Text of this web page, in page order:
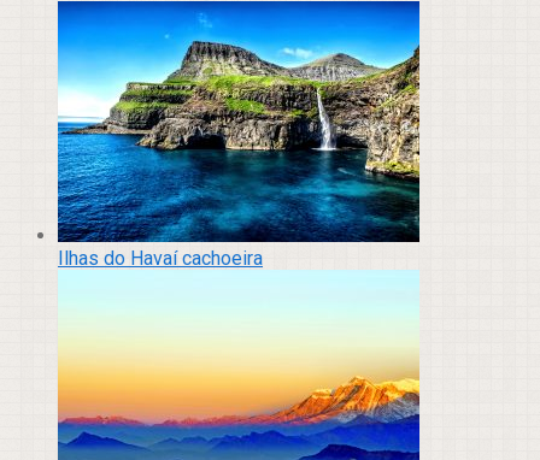
Ilhas do Havaí cachoeira